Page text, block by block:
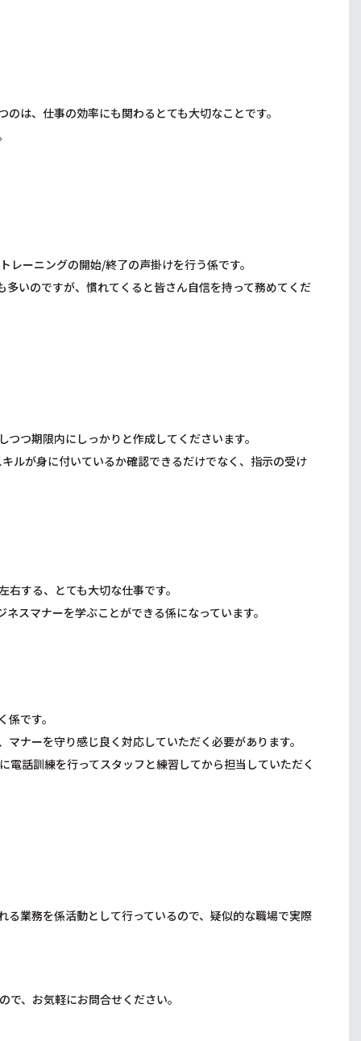
は、仕事の効率にも関わるとても大切なことです。
ーニングの開始/終了の声掛けを行う係です。
いのですが、慣れてくると皆さん自信を持って務めてくだ
つ期限内にしっかりと作成してくださいます。
ルが身に付いているか確認できるだけでなく、指示の受け
する、とても大切な仕事です。
スマナーを学ぶことができる係になっています。
です。
ナーを守り感じ良く対応していただく必要があります。
話訓練を行ってスタッフと練習してから担当していただく
業務を係活動として行っているので、疑似的な職場で実際
、お気軽にお問合せください。